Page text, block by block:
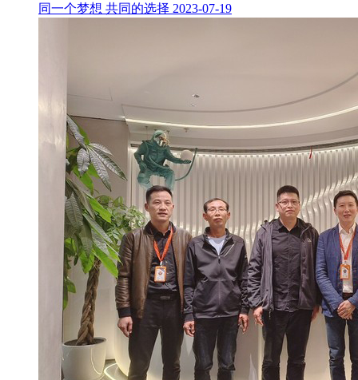
同一个梦想 共同的选择 2023-07-19